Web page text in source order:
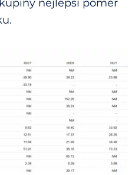
nejlepší poměr